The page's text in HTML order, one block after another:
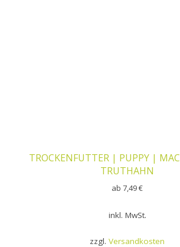
TROCKENFUTTER | PUPPY |
TRUTHAHN
ab7,49€
inkl. MwSt.
zzgl.Versandkosten